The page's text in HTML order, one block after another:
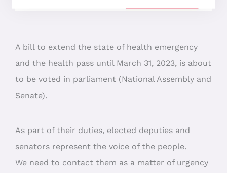
A bill to extend the state of health emergency
and the health pass until March 31, 2023, is about
to be voted in parliament (National Assembly and
Senate).
As part of their duties, elected deputies and
senators represent the voice of the people.
We need to contact them as a matter of urgency